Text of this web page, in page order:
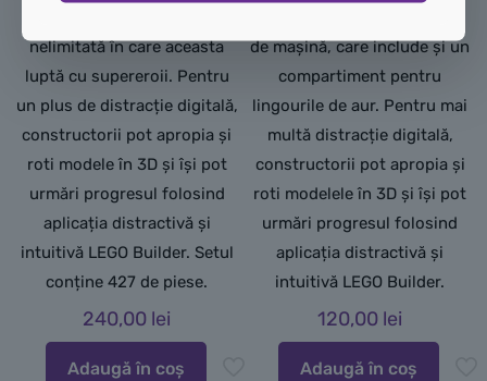
nelimitată în care aceasta
luptă cu supereroii. Pentru
un plus de distracție digitală,
constructorii pot apropia și
roti modele în 3D și își pot
urmări progresul folosind
aplicația distractivă și
intuitivă LEGO Builder. Setul
conține 427 de piese.
240,00 lei
Adaugă în coș
de mașină, care include și un
compartiment pentru
lingourile de aur. Pentru mai
multă distracție digitală,
constructorii pot apropia și
roti modelele în 3D și își pot
urmări progresul folosind
aplicația distractivă și
intuitivă LEGO Builder.
120,00 lei
Adaugă în coș